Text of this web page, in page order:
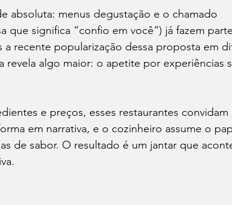
absoluta: menus degustação e o chamado
que significa “confio em você”) já fazem
recente popularização dessa proposta em
revela algo maior: o apetite por experiências
e preços, esses restaurantes
em narrativa, e o cozinheiro assume o
de sabor. O resultado é um jantar que